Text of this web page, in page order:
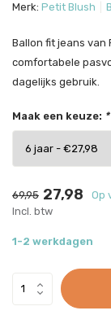
Merk: Petit Blush
Ballon fit jeans
comfortabele
dagelijks gebruik.
Maak een keuze: *
69,95 27,98
Op
Incl. btw
1-2 werkdagen